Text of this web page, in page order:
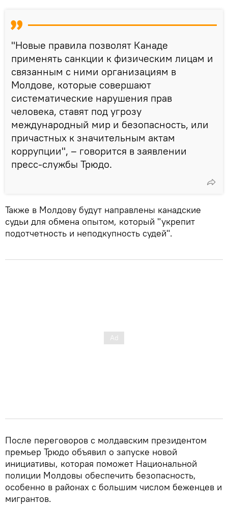
"Новые правила позволят Канаде
применять санкции к физическим лицам и
связанным с ними организациям в
Молдове, которые совершают
систематические нарушения прав
человека, ставят под угрозу
международный мир и безопасность, или
причастных к значительным актам
коррупции", – говорится в заявлении
пресс-службы Трюдо.
Также в Молдову будут направлены канадские
судьи для обмена опытом, который "укрепит
подотчетность и неподкупность судей".
После переговоров с молдавским президентом
премьер Трюдо объявил о запуске новой
инициативы, которая поможет Национальной
полиции Молдовы обеспечить безопасность,
особенно в районах с большим числом беженцев и
мигрантов.